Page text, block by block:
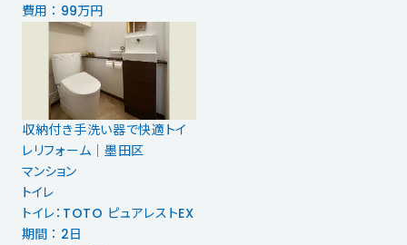
費用 ： 99万円
収納付き手洗い器で快適トイ
レリフォーム｜墨田区
マンション
トイレ
トイレ：TOTO ピュアレストEX
期間 ： 2日